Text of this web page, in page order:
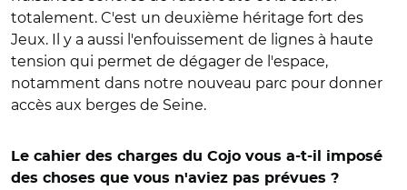
totalement. C'est un deuxième héritage fort des
Jeux. Il y a aussi l'enfouissement de lignes à haute
tension qui permet de dégager de l'espace,
notamment dans notre nouveau parc pour donner
accès aux berges de Seine.
Le cahier des charges du Cojo vous a-t-il imposé
des choses que vous n'aviez pas prévues ?